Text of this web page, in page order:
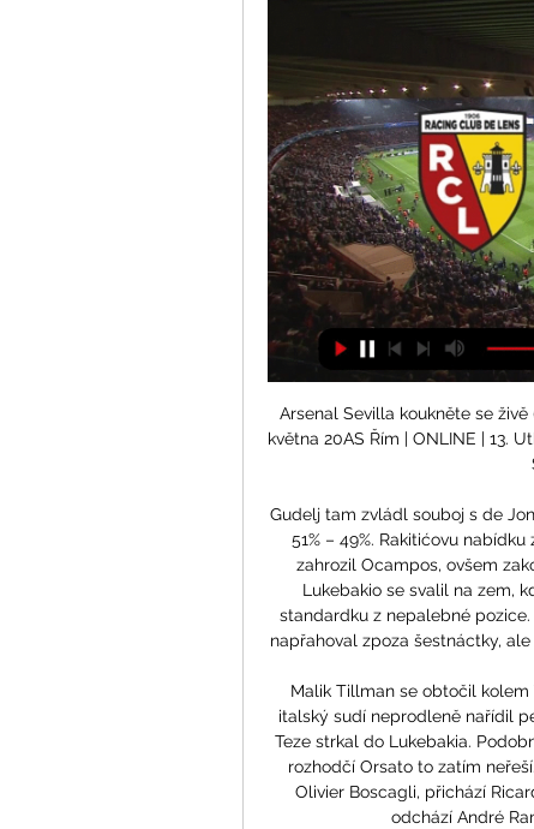
Arsenal Sevilla koukněte se
května 20AS Řím | ONLINE | 13.
Gudelj tam zvládl souboj s de
51% – 49%. Rakitićovu
zahrozil Ocampos, ovšem
Lukebakio se svalil na zem,
standardku z nepalebné
napřahoval zpoza šestnáctky,
Malik Tillman se obtočil kolem
italský sudí neprodleně nařídil
Teze strkal do Lukebakia.
rozhodčí Orsato to zatím
Olivier Boscagli, přichází
odchází André